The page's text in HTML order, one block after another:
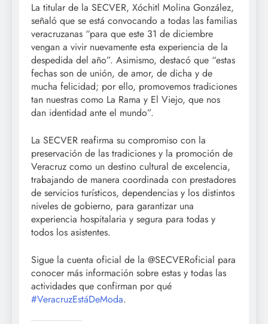
La titular de la SECVER, Xóchitl Molina González,
señaló que se está convocando a todas las familias
veracruzanas “para que este 31 de diciembre
vengan a vivir nuevamente esta experiencia de la
despedida del año”. Asimismo, destacó que “estas
fechas son de unión, de amor, de dicha y de
mucha felicidad; por ello, promovemos tradiciones
tan nuestras como La Rama y El Viejo, que nos
dan identidad ante el mundo”.
La SECVER reafirma su compromiso con la
preservación de las tradiciones y la promoción de
Veracruz como un destino cultural de excelencia,
trabajando de manera coordinada con prestadores
de servicios turísticos, dependencias y los distintos
niveles de gobierno, para garantizar una
experiencia hospitalaria y segura para todas y
todos los asistentes.
Sigue la cuenta oficial de la @SECVERoficial para
conocer más información sobre estas y todas las
actividades que confirman por qué
#VeracruzEstáDeModa.